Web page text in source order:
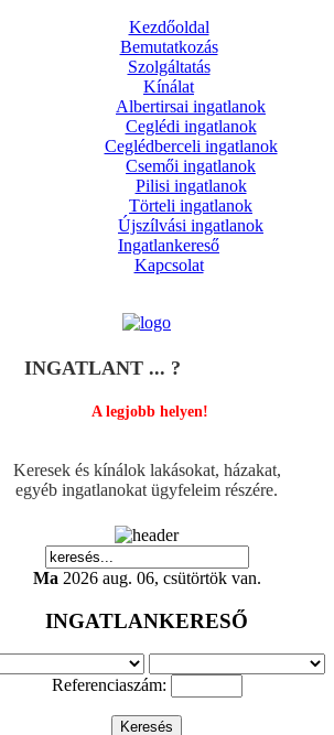
Kezdőoldal
Bemutatkozás
Szolgáltatás
Kínálat
Albertirsai ingatlanok
Ceglédi ingatlanok
Ceglédberceli ingatlanok
Csemői ingatlanok
Pilisi ingatlanok
Törteli ingatlanok
Újszílvási ingatlanok
Ingatlankereső
Kapcsolat
INGATLANT ... ?
A legjobb helyen!
Keresek és kínálok lakásokat, házakat,
egyéb ingatlanokat ügyfeleim részére.
Ma 2026 aug. 06, csütörtök van.
INGATLANKERESŐ
Referenciaszám: